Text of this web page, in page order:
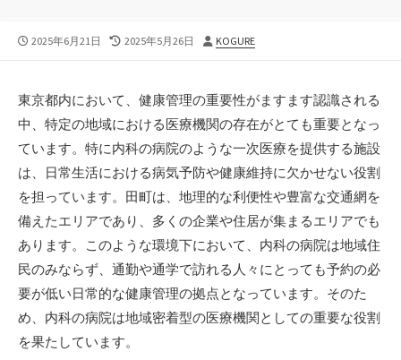
公
2025年6月21日
最
日
2025年5月26日
投
KOGURE
東京都内において、健康管理の重要性がますます認識される
中、特定の地域における医療機関の存在がとても重要となっ
ています。 特に内科の病院のような一次医療を提供する施設
は、日常生活における病気予防や健康維持に欠かせない役割
を担っています。田町は、地理的な利便性や豊富な交通網を
備えたエリアであり、多くの企業や住居が集まるエリアでも
あります。このような環境下において、内科の病院は地域住
民のみならず、通勤や通学で訪れる人々にとっても予約の必
要が低い日常的な健康管理の拠点となっています。そのた
め、内科の病院は地域密着型の医療機関としての重要な役割
を果たしています。